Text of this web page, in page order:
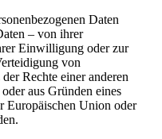
Daten
– von ihrer
Einwilligung oder zur
von
Rechte einer anderen
aus Gründen eines
Europäischen Union oder